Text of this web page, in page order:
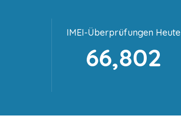
IMEI-Überprüfungen Heute
66,802